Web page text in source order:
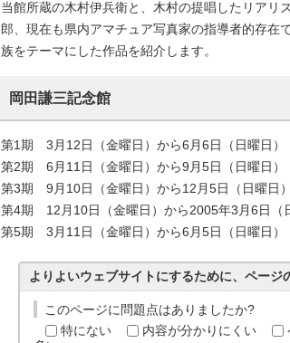
当館所蔵の木村伊兵衛と、木村の提唱したリアリ
郎、現在も県内アマチュア写真家の指導者的存在
族をテーマにした作品を紹介します。
岡田謙三記念館
第1期 3月12日（金曜日）から6月6日（日曜日）
第2期 6月11日（金曜日）から9月5日（日曜日）
第3期 9月10日（金曜日）から12月5日（日曜日）
第4期 12月10日（金曜日）から2005年3月6日（
第5期 3月11日（金曜日）から6月5日（日曜日）
よりよいウェブサイトにするために、ページ
このページに問題点はありましたか?
特にない
内容が分かりにくい